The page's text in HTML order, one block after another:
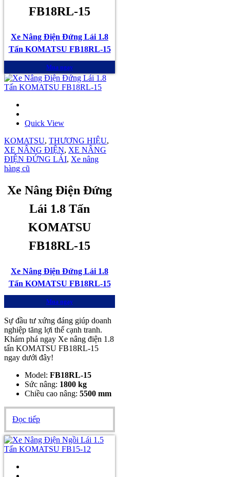
FB18RL-15
Xe Nâng Điện Đứng Lái 1.8
Tấn KOMATSU FB18RL-15
Mua ngay
Quick View
KOMATSU, THƯƠNG HIỆU,
XE NÂNG ĐIỆN, XE NÂNG
ĐIỆN ĐỨNG LÁI, Xe nâng
hàng cũ
Xe Nâng Điện Đứng
Lái 1.8 Tấn
KOMATSU
FB18RL-15
Xe Nâng Điện Đứng Lái 1.8
Tấn KOMATSU FB18RL-15
Mua ngay
Sự đầu tư xứng đáng giúp doanh
nghiệp tăng lợi thế cạnh tranh.
Khám phá ngay Xe nâng điện 1.8
tấn KOMATSU FB18RL-15
ngay dưới đây!
Model: FB18RL-15
Sức nâng: 1800 kg
Chiều cao nâng: 5500 mm
Đọc tiếp